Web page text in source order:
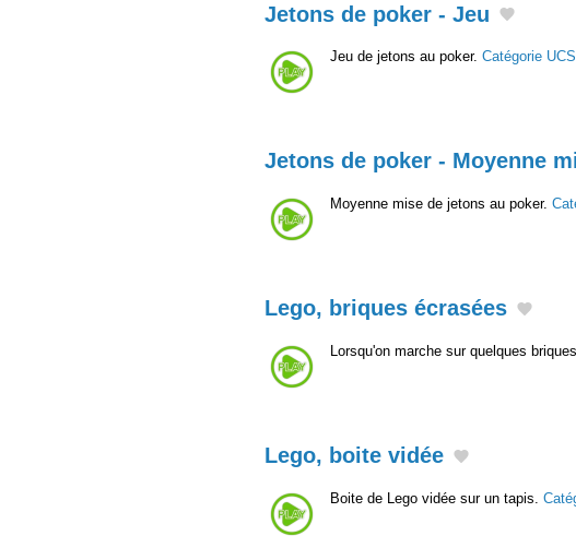
Jetons de poker - Jeu
Jeu de jetons au poker. Catégorie UCS
Jetons de poker - Moyenne
Moyenne mise de jetons au poker.
Lego, briques écrasées
Lorsqu'on marche sur quelques
Lego, boite vidée
Boite de Lego vidée sur un tapis.